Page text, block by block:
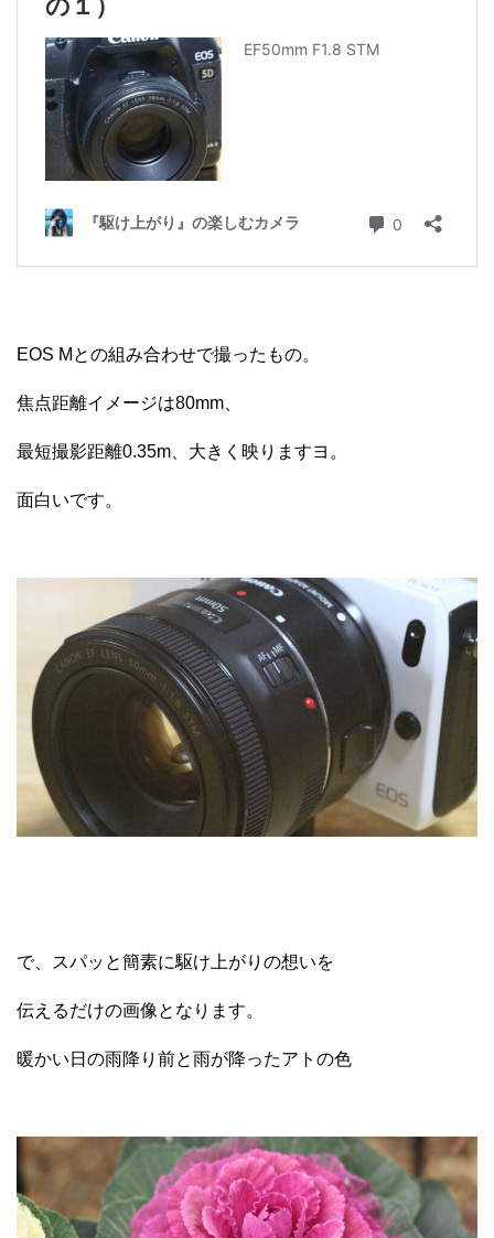
EOS Mとの組み合わせで撮ったもの。
焦点距離イメージは80mm、
最短撮影距離0.35m、大きく映りますヨ。
面白いです。
で、スパッと簡素に駆け上がりの想いを
伝えるだけの画像となります。
暖かい日の雨降り前と雨が降ったアトの色